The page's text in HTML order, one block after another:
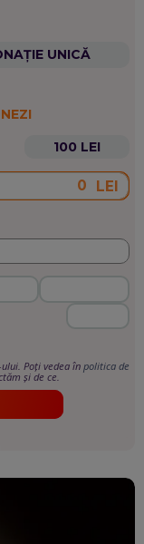
și frumoasă
de învățat.
,Magazin și
UNICĂ
100 LEI
LEI
Poți vedea în politica de
și de ce.